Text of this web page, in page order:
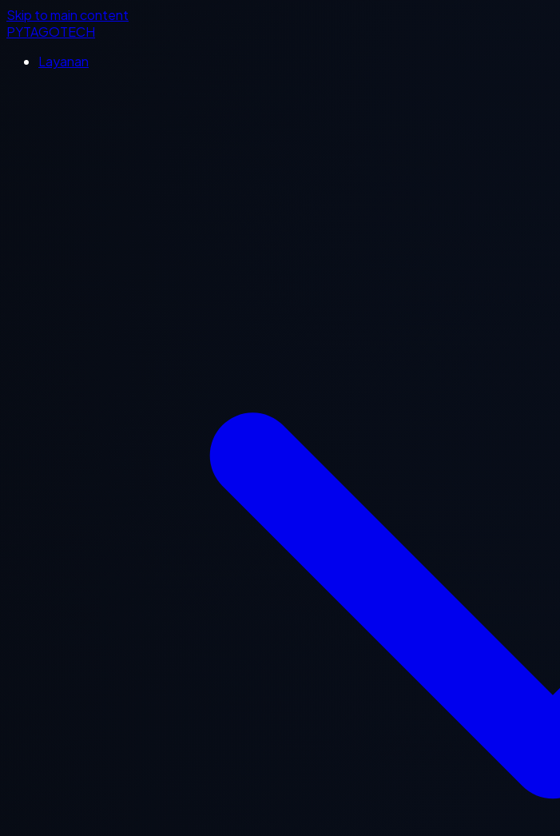
Skip to main content
PYTAGOTECH
Layanan